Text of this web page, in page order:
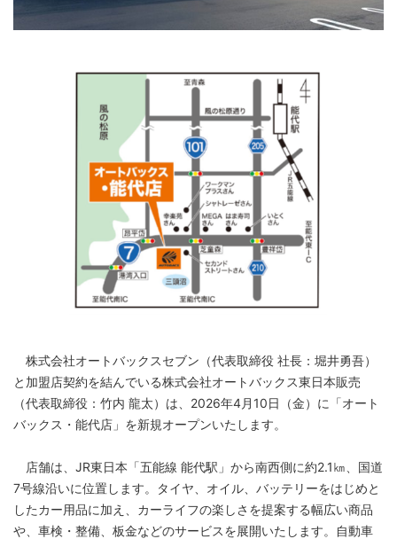
株式会社オートバックスセブン（代表取締役 社長：堀井勇吾）
と加盟店契約を結んでいる株式会社オートバックス東日本販売
（代表取締役：竹内 龍太）は、2026年4月10日（金）に「オート
バックス・能代店」を新規オープンいたします。
店舗は、JR東日本「五能線 能代駅」から南西側に約2.1㎞、国道
7号線沿いに位置します。タイヤ、オイル、バッテリーをはじめと
したカー用品に加え、カーライフの楽しさを提案する幅広い商品
や、車検・整備、板金などのサービスを展開いたします。自動車